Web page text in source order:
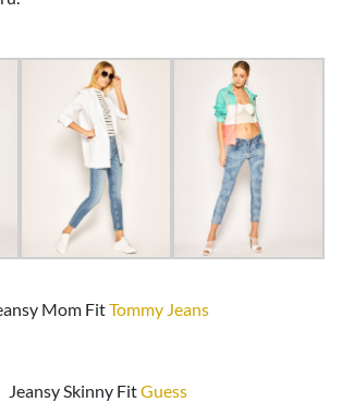
Mom FitTommy Jeans
Jeansy Skinny FitGuess